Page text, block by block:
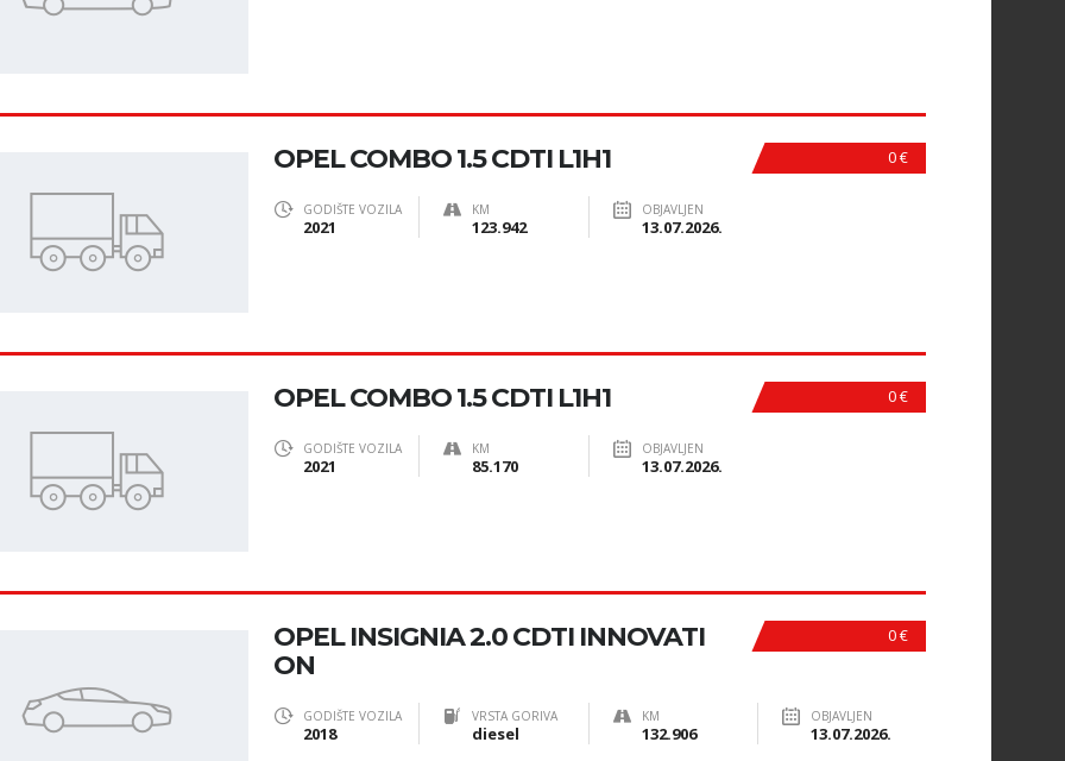
0 €
OPEL COMBO 1.5 CDTI L1H1
GODIŠTE VOZILA
2021
KM
123.942
OBJAVLJEN
13.07.2026.
0 €
OPEL COMBO 1.5 CDTI L1H1
GODIŠTE VOZILA
2021
KM
85.170
OBJAVLJEN
13.07.2026.
0 €
OPEL INSIGNIA 2.0 CDTI INNOVATI
ON
GODIŠTE VOZILA
2018
VRSTA GORIVA
diesel
KM
132.906
OBJAVLJEN
13.07.2026.